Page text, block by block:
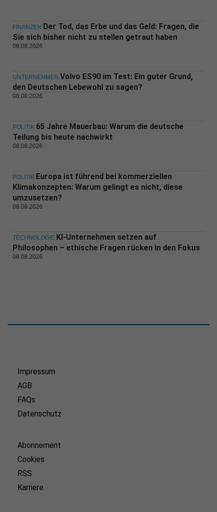
FINANZEN Der Tod, das Erbe und das Geld: Fragen, die
Sie sich bisher nicht zu stellen getraut haben
08.08.2026
UNTERNEHMEN Volvo ES90 im Test: Ein guter Grund,
den Deutschen Lebewohl zu sagen?
08.08.2026
POLITIK 65 Jahre Mauerbau: Warum die deutsche
Teilung bis heute nachwirkt
08.08.2026
POLITIK Europa ist führend bei kommerziellen
Klimakonzepten: Warum gelingt es nicht, diese
umzusetzen?
08.08.2026
TECHNOLOGIE KI-Unternehmen setzen auf
Philosophen – ethische Fragen rücken in den Fokus
08.08.2026
Impressum
AGB
FAQs
Datenschutz
Abonnement
Cookies
RSS
Karriere